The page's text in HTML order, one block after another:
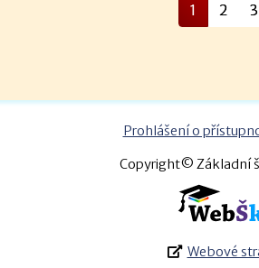
1 2 3
Prohlášení o
Copyright© Základní
Webové